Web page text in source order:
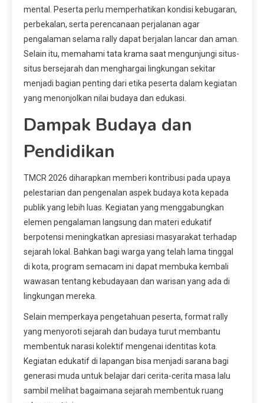
mental. Peserta perlu memperhatikan kondisi kebugaran,
perbekalan, serta perencanaan perjalanan agar
pengalaman selama rally dapat berjalan lancar dan aman.
Selain itu, memahami tata krama saat mengunjungi situs-
situs bersejarah dan menghargai lingkungan sekitar
menjadi bagian penting dari etika peserta dalam kegiatan
yang menonjolkan nilai budaya dan edukasi.
Dampak Budaya dan
Pendidikan
TMCR 2026 diharapkan memberi kontribusi pada upaya
pelestarian dan pengenalan aspek budaya kota kepada
publik yang lebih luas. Kegiatan yang menggabungkan
elemen pengalaman langsung dan materi edukatif
berpotensi meningkatkan apresiasi masyarakat terhadap
sejarah lokal. Bahkan bagi warga yang telah lama tinggal
di kota, program semacam ini dapat membuka kembali
wawasan tentang kebudayaan dan warisan yang ada di
lingkungan mereka.
Selain memperkaya pengetahuan peserta, format rally
yang menyoroti sejarah dan budaya turut membantu
membentuk narasi kolektif mengenai identitas kota.
Kegiatan edukatif di lapangan bisa menjadi sarana bagi
generasi muda untuk belajar dari cerita-cerita masa lalu
sambil melihat bagaimana sejarah membentuk ruang